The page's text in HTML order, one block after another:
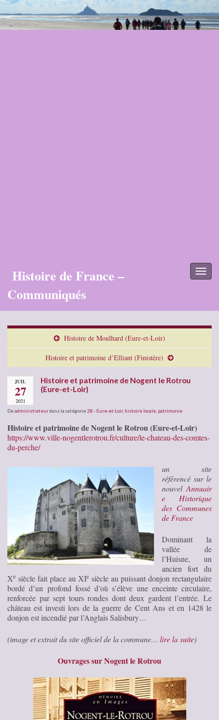
Histoire de France –
Communiqués
Histoire de Moulhard (Eure-et-Loir)
Histoire et patrimoine d’Elliant (Finistère)
JUIL
27
2021
Histoire et patrimoine de Nogent le Rotrou
(Eure-et-Loir)
Deadministrateurdans la catégorie28 - Eure-et-Loir, histoire locale patrimoine
Histoire et patrimoine de Nogent le Rotrou (Eure-et-Loir)
https://www.ville-nogentlerotrou.fr/culture/le-chateau-des-comtes-
du-perche/
un site
référencé sur le
nouvel Annuair
e Historique
des Communes
de France
Dominant la
vallée de
l’Huisne, un
ancien fort du
Xe siècle fait place au XIe siècle au puissant donjon rectangulaire
bordé d’un profond fossé d’où s’élève une enceinte circulaire,
renforcée par sept tours rondes dont deux gardent l’entrée. Le
château est investi lors de la guerre de Cent Ans et en 1428 le
donjon est incendié par l’Anglais Salisbury…
(image et extrait du site officiel de la commune… lire la suite)
Ouvrages sur Nogent le Rotrou